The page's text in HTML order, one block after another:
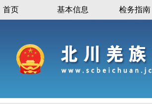
首页 基本信息 检务指南